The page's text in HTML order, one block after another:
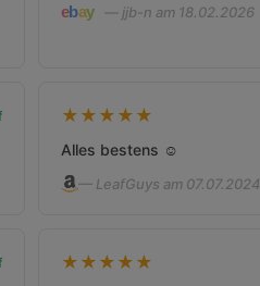
— jjb-n am 18.02.2026
★ ★ ★ ★ ★
Alles bestens ☺️
— LeafGuys am 07.07.2024
★ ★ ★ ★ ★